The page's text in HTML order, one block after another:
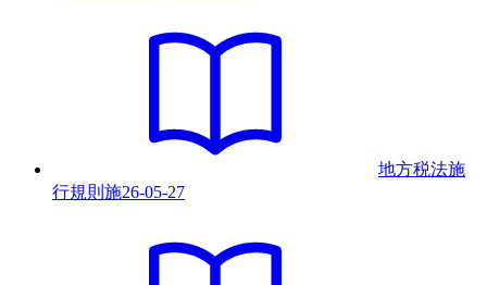
地方税法施
行規則 施26-05-27